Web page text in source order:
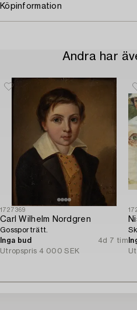
Köpinformation
Andra har
1727369
Carl Wilhelm Nordgren
Gossporträtt.
Inga bud
4d 7 tim
Utropspris 4 000 SEK